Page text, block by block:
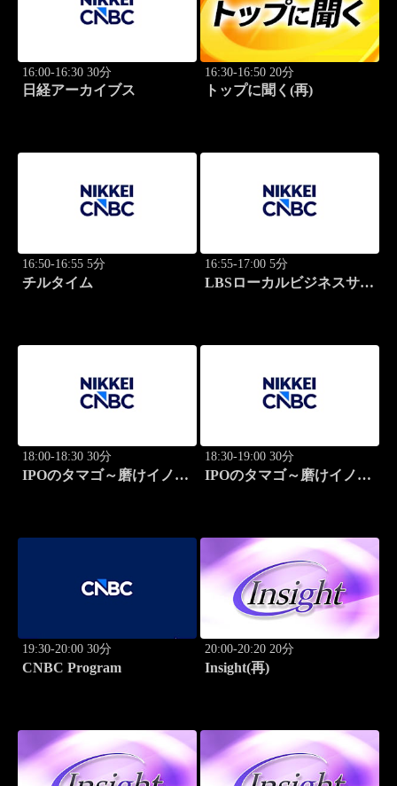
16:00-16:30 30分
日経アーカイブス
16:30-16:50 20分
トップに聞く(再)
16:50-16:55 5分
チルタイム
16:55-17:00 5分
LBSローカルビジネスサテ
18:00-18:30 30分
IPOのタマゴ～磨けイノベ
18:30-19:00 30分
IPOのタマゴ～磨けイノベ
19:30-20:00 30分
CNBC Program
20:00-20:20 20分
Insight(再)